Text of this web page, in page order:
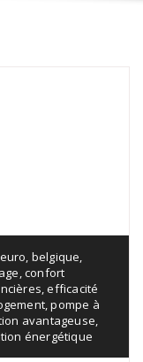
belgique
,confort
,efficacité
,pompe à
avantageuse
énergétique